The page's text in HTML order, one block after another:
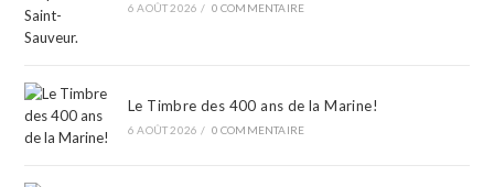
6 AOÛT 2026 / 0 COMMENTAIRE
Le Timbre des 400 ans de la Marine!
6 AOÛT 2026 / 0 COMMENTAIRE